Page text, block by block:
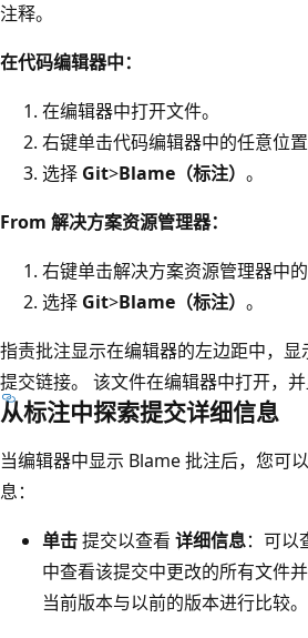
注释。
在代码编辑器中：
在编辑器中打开文件。
右键单击代码编辑器中的任意位置
选择 Git>Blame（标注） 。
From 解决方案资源管理器：
右键单击解决方案资源管理器中的
选择 Git>Blame（标注） 。
指责批注显示在编辑器的左边距中，
提交链接。 该文件在编辑器中打开，并
从标注中探索提交详细信息
当编辑器中显示 Blame 批注后，您可
息：
单击提交以查看 详细信息：可以
中查看该提交中更改的所有文件
当前版本与以前的版本进行比较。